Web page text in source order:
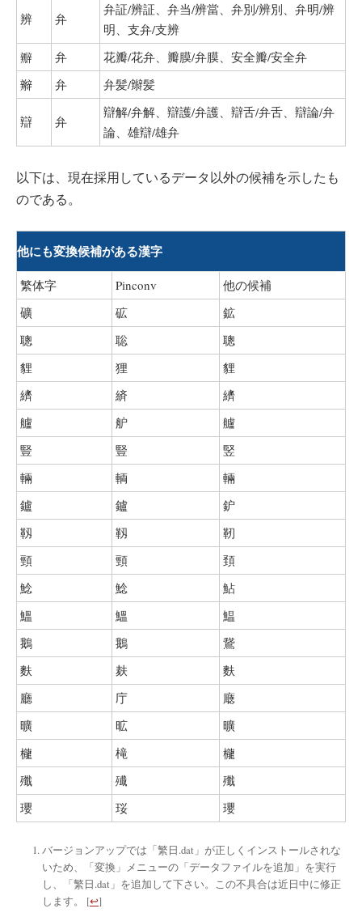
辨 弁
弁証/辨証、弁当/辨當、弁別/辨別、弁明/辨
明、支弁/支辨
瓣 弁 花瓣/花弁、瓣膜/弁膜、安全瓣/安全弁
辮 弁 弁髪/辮髪
辯 弁
辯解/弁解、辯護/弁護、辯舌/弁舌、辯論/弁
論、雄辯/雄弁
以下は、現在採用しているデータ以外の候補を示したも
のである。
他にも変換候補がある漢字
繁体字 Pinconv
他の候補
礦
砿
鉱
聰
聡
聰
貍
狸
貍
纃
緕
纃
艫
舮
艫
豎
豎
竪
輛
輌
輛
鑪
鑪
鈩
靱
靱
靭
頸
頸
頚
鯰
鯰
鮎
鰮
鰮
鰛
鵝
鵝
鵞
麩
麸
麩
廳
庁
廰
曠
昿 曠
櫳 槞 櫳
殲 殱
殲
瓔
珱 瓔
バージョンアップでは「繁日.dat」が正しくインストールされな
いため、「変換」メニューの「データファイルを追加」を実行
し、「繁日.dat」を追加して下さい。この不具合は近日中に修正
します。
[↩]